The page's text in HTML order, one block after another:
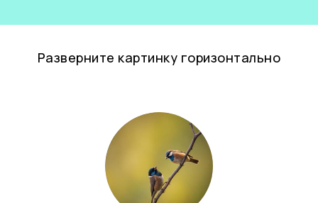
Разверните картинку горизонтально